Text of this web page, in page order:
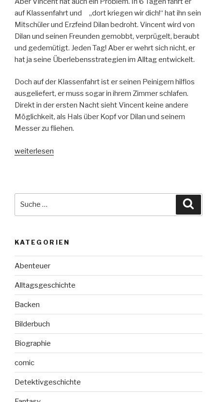
auf Klassenfahrt und „dort kriegen wir dich!“ hat ihn sein
Mitschüler und Erzfeind Dilan bedroht. Vincent wird von
Dilan und seinen Freunden gemobbt, verprügelt, beraubt
und gedemütigt. Jeden Tag! Aber er wehrt sich nicht, er
hat ja seine Überlebensstrategien im Alltag entwickelt.
Doch auf der Klassenfahrt ist er seinen Peinigern hilflos
ausgeliefert, er muss sogar in ihrem Zimmer schlafen.
Direkt in der ersten Nacht sieht Vincent keine andere
Möglichkeit, als Hals über Kopf vor Dilan und seinem
Messer zu fliehen.
„Ich
ich
habe
weiterlesen
KATEGORIEN
Abenteuer
Alltagsgeschichte
Backen
Bilderbuch
Biographie
comic
Detektivgeschichte